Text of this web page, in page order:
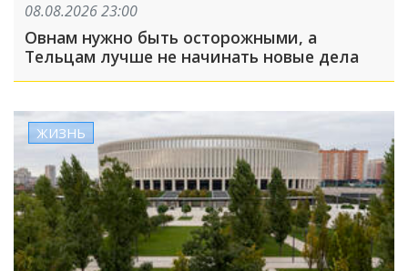
08.08.2026 23:00
Овнам нужно быть осторожными, а
Тельцам лучше не начинать новые дела
ЖИЗНЬ